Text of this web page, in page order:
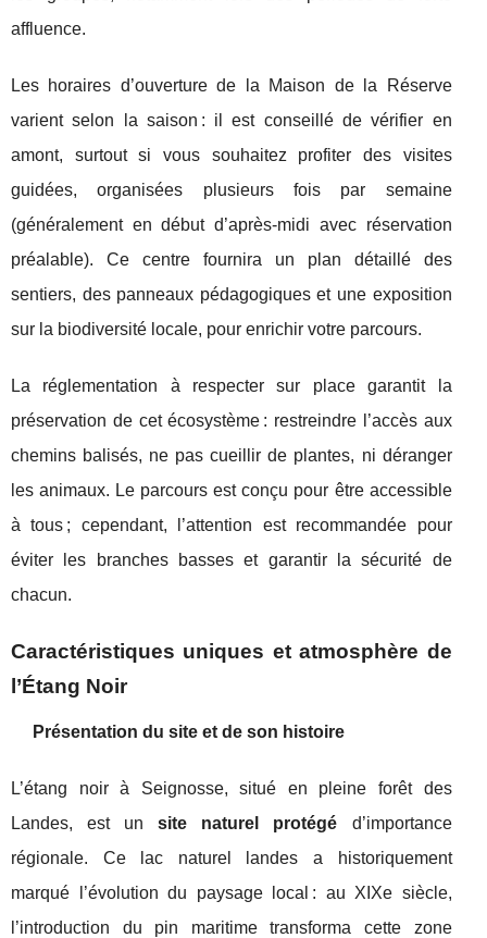
affluence.
Les horaires d’ouverture de la Maison de la Réserve
varient selon la saison : il est conseillé de vérifier en
amont, surtout si vous souhaitez profiter des visites
guidées, organisées plusieurs fois par semaine
(généralement en début d’après-midi avec réservation
préalable). Ce centre fournira un plan détaillé des
sentiers, des panneaux pédagogiques et une exposition
sur la biodiversité locale, pour enrichir votre parcours.
La réglementation à respecter sur place garantit la
préservation de cet écosystème : restreindre l’accès aux
chemins balisés, ne pas cueillir de plantes, ni déranger
les animaux. Le parcours est conçu pour être accessible
à tous ; cependant, l’attention est recommandée pour
éviter les branches basses et garantir la sécurité de
chacun.
Caractéristiques uniques et atmosphère de
l’Étang Noir
Présentation du site et de son histoire
L’étang noir à Seignosse, situé en pleine forêt des
Landes, est unsite naturel protégé d’importance
régionale. Ce lac naturel landes a historiquement
marqué l’évolution du paysage local : au XIXe siècle,
l’introduction du pin maritime transforma cette zone